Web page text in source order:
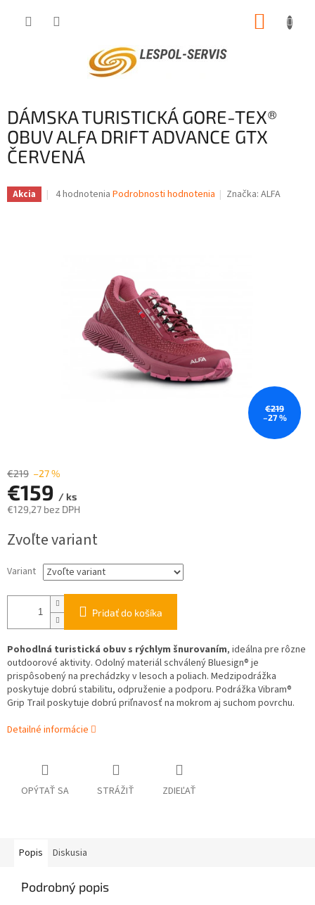
DÁMSKA TURISTICKÁ GORE-TEX®
OBUV ALFA DRIFT ADVANCE GTX
ČERVENÁ
Akcia
Priemerné
4 hodnotenia Podrobnosti hodnotenia Značka:ALFA
€219
–27 %
€219 –27 %
€159 / ks
€129,27 bez DPH
cena:
Zvoľte variant
Variant
Pridať do košíka
Pohodlná turistická obuv s rýchlym šnurovaním, ideálna pre rôzne
outdoorové aktivity. Odolný materiál schválený Bluesign® je
prispôsobený na prechádzky v lesoch a poliach. Medzipodrážka
poskytuje dobrú stabilitu, odpruženie a podporu. Podrážka Vibram®
Grip Trail poskytuje dobrú priľnavosť na mokrom aj suchom povrchu.
Detailné informácie
OPÝTAŤ SA STRÁŽIŤ ZDIEĽAŤ
Popis Diskusia
Podrobný popis